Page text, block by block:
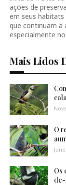
ações de
em seus habitats
que continuam a
especialmente
Mais Lidos
O
Os